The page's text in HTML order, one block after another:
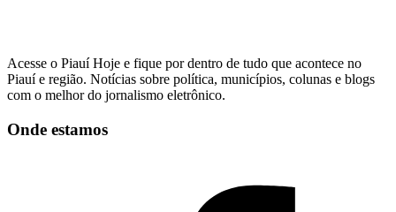
Acesse o Piauí Hoje e fique por dentro de tudo que acontece no
Piauí e região. Notícias sobre política, municípios, colunas e blogs
com o melhor do jornalismo eletrônico.
Onde estamos